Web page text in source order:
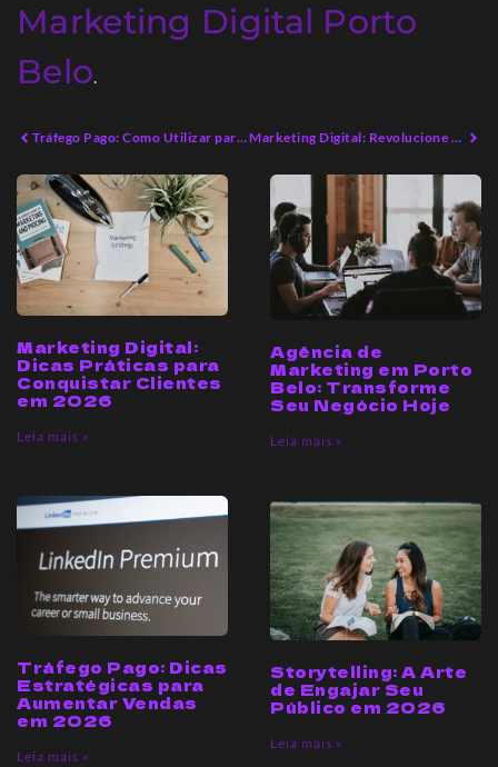
Marketing Digital Porto
Belo.
Tráfego Pago: Como Utilizar para Otimizar Resultados Marketing Digital: Revolucione suas Estratégias em 2026
Marketing Digital:
Dicas Práticas para
Conquistar Clientes
em 2026
Leia mais »
Agência de
Marketing em Porto
Belo: Transforme
Seu Negócio Hoje
Leia mais »
Tráfego Pago: Dicas
Estratégicas para
Aumentar Vendas
em 2026
Leia mais »
Storytelling: A Arte
de Engajar Seu
Público em 2026
Leia mais »